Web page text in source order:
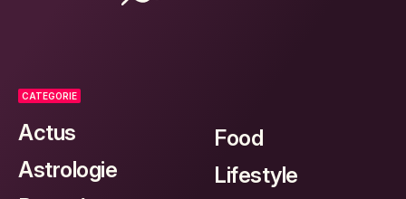
CATEGORIE
Actus
Astrologie
Food
Lifestyle